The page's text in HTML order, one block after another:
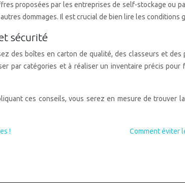
proposées par les entreprises de self-stockage ou
dommages. Il est crucial de bien lire les conditions
sécurité
des boîtes en carton de qualité, des classeurs et
par catégories et à réaliser un inventaire précis
ces conseils, vous serez en mesure de
! Comment éviter